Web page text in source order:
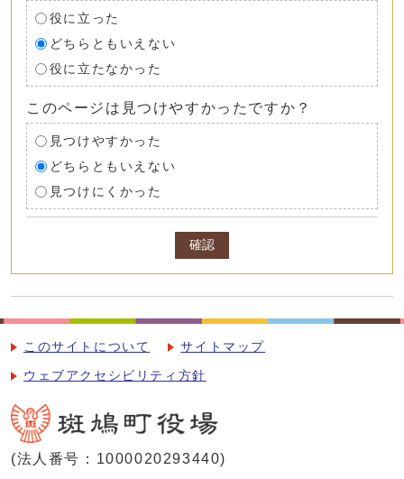
役に立った
どちらともいえない
役に立たなかった
このページは見つけやすかったですか？
見つけやすかった
どちらともいえない
見つけにくかった
確認
このサイトについて サイトマップ
ウェブアクセシビリティ方針
(法人番号：1000020293440)